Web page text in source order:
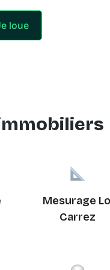
loue
Mesurage
Carrez